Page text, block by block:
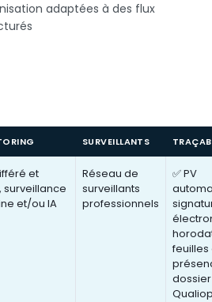
adaptées à des flux
SURVEILLANTS
et
surveillance
et/ou IA
Réseau de
surveillants
professionnels
✅ PV
feuilles